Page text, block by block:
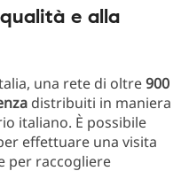
e alla
una rete di oltre900
distribuiti in maniera
italiano. È possibile
effettuare una visita
per raccogliere